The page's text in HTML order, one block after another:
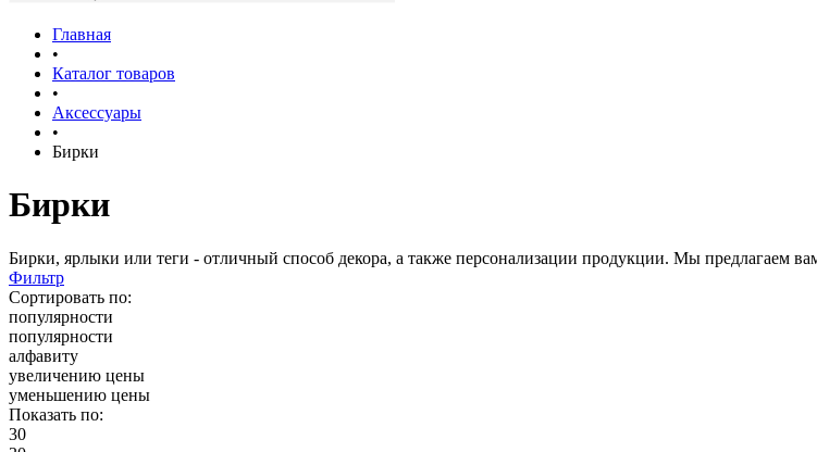
Главная
•
Каталог товаров
•
Аксессуары
•
Бирки
Бирки
Бирки, ярлыки или теги - отличный способ декора, а также персонализации продукции. Мы предлагаем
Фильтр
Сортировать по:
популярности
популярности
алфавиту
увеличению цены
уменьшению цены
Показать по:
30